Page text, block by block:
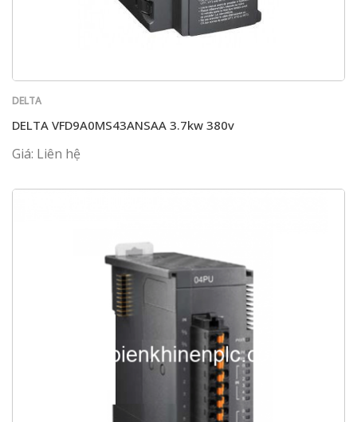
DELTA
DELTA VFD9A0MS43ANSAA 3.7kw 380v
Giá: Liên hệ